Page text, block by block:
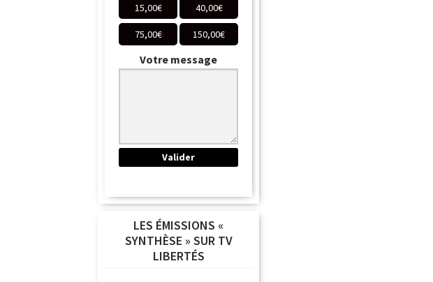
15,00€ 40,00€
75,00€ 150,00€
Votre message
LES ÉMISSIONS «
SYNTHÈSE » SUR TV
LIBERTÉS